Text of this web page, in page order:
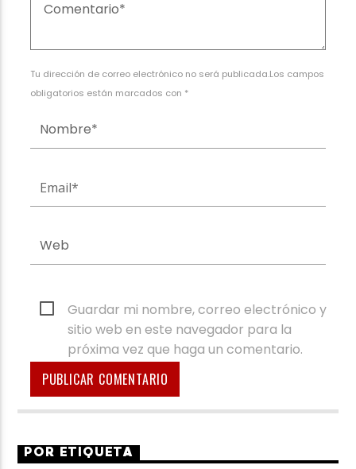
Tu dirección de correo electrónico no será publicada.Los campos
obligatorios están marcados con *
Guardar mi nombre, correo electrónico y
sitio web en este navegador para la
próxima vez que haga un comentario.
POR ETIQUETA